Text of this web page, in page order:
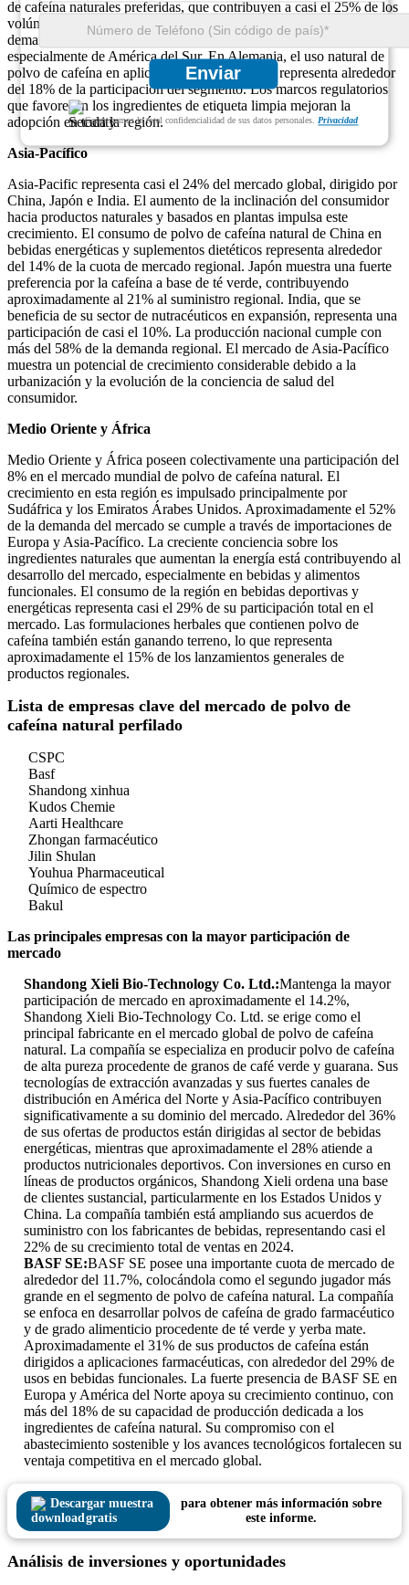
Enviar
Garantizamos la total confidencialidad de sus datos personales. Privacidad
de cafeína naturales preferidas, que contribuyen a casi el 25% de los
volúmenes de productos regionales. Aproximadamente el 39% de la
demanda de Europa se satisface a través de las importaciones,
especialmente de América del Sur. En Alemania, el uso natural de
polvo de cafeína en aplicaciones farmacéuticas representa alrededor
del 18% de la participación del segmento. Los marcos regulatorios
que favorecen los ingredientes de etiqueta limpia mejoran la
adopción en toda la región.
Asia-Pacífico
Asia-Pacific representa casi el 24% del mercado global, dirigido por
China, Japón e India. El aumento de la inclinación del consumidor
hacia productos naturales y basados en plantas impulsa este
crecimiento. El consumo de polvo de cafeína natural de China en
bebidas energéticas y suplementos dietéticos representa alrededor
del 14% de la cuota de mercado regional. Japón muestra una fuerte
preferencia por la cafeína a base de té verde, contribuyendo
aproximadamente al 21% al suministro regional. India, que se
beneficia de su sector de nutracéuticos en expansión, representa una
participación de casi el 10%. La producción nacional cumple con
más del 58% de la demanda regional. El mercado de Asia-Pacífico
muestra un potencial de crecimiento considerable debido a la
urbanización y la evolución de la conciencia de salud del
consumidor.
Medio Oriente y África
Medio Oriente y África poseen colectivamente una participación del
8% en el mercado mundial de polvo de cafeína natural. El
crecimiento en esta región es impulsado principalmente por
Sudáfrica y los Emiratos Árabes Unidos. Aproximadamente el 52%
de la demanda del mercado se cumple a través de importaciones de
Europa y Asia-Pacífico. La creciente conciencia sobre los
ingredientes naturales que aumentan la energía está contribuyendo al
desarrollo del mercado, especialmente en bebidas y alimentos
funcionales. El consumo de la región en bebidas deportivas y
energéticas representa casi el 29% de su participación total en el
mercado. Las formulaciones herbales que contienen polvo de
cafeína también están ganando terreno, lo que representa
aproximadamente el 15% de los lanzamientos generales de
productos regionales.
Lista de empresas clave del mercado de polvo de
cafeína natural perfilado
CSPC
Basf
Shandong xinhua
Kudos Chemie
Aarti Healthcare
Zhongan farmacéutico
Jilin Shulan
Youhua Pharmaceutical
Químico de espectro
Bakul
Las principales empresas con la mayor participación de
mercado
Shandong Xieli Bio-Technology Co. Ltd.:Mantenga la mayor
participación de mercado en aproximadamente el 14.2%,
Shandong Xieli Bio-Technology Co. Ltd. se erige como el
principal fabricante en el mercado global de polvo de cafeína
natural. La compañía se especializa en producir polvo de cafeína
de alta pureza procedente de granos de café verde y guarana. Sus
tecnologías de extracción avanzadas y sus fuertes canales de
distribución en América del Norte y Asia-Pacífico contribuyen
significativamente a su dominio del mercado. Alrededor del 36%
de sus ofertas de productos están dirigidas al sector de bebidas
energéticas, mientras que aproximadamente el 28% atiende a
productos nutricionales deportivos. Con inversiones en curso en
líneas de productos orgánicos, Shandong Xieli ordena una base
de clientes sustancial, particularmente en los Estados Unidos y
China. La compañía también está ampliando sus acuerdos de
suministro con los fabricantes de bebidas, representando casi el
22% de su crecimiento total de ventas en 2024.
BASF SE:BASF SE posee una importante cuota de mercado de
alrededor del 11.7%, colocándola como el segundo jugador más
grande en el segmento de polvo de cafeína natural. La compañía
se enfoca en desarrollar polvos de cafeína de grado farmacéutico
y de grado alimenticio procedente de té verde y yerba mate.
Aproximadamente el 31% de sus productos de cafeína están
dirigidos a aplicaciones farmacéuticas, con alrededor del 29% de
usos en bebidas funcionales. La fuerte presencia de BASF SE en
Europa y América del Norte apoya su crecimiento continuo, con
más del 18% de su capacidad de producción dedicada a los
ingredientes de cafeína natural. Su compromiso con el
abastecimiento sostenible y los avances tecnológicos fortalecen su
ventaja competitiva en el mercado global.
Descargar muestra
gratis
para obtener más información sobre
este informe.
Análisis de inversiones y oportunidades